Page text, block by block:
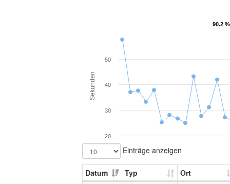
90.2
90.2
Sekunden
20
30
40
50
Einträge anzeigen
Datum Typ
Ort